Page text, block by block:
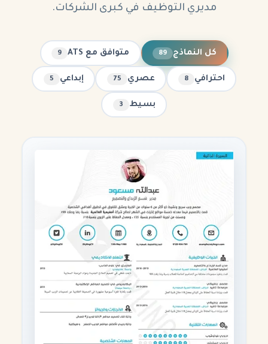
مديري التوظيف في كبرى الشركات.
كل النماذج 89 متوافق مع ATS 9
احترافي 8 عصري 75 إبداعي 5
بسيط 3